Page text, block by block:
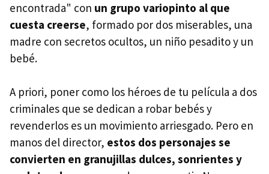
encontrada" con un grupo variopinto al que
cuesta creerse, formado por dos miserables, una
madre con secretos ocultos, un niño pesadito y un
bebé.
A priori, poner como los héroes de tu película a dos
criminales que se dedican a robar bebés y
revenderlos es un movimiento arriesgado. Pero en
manos del director, estos dos personajes se
convierten en granujillas dulces, sonrientes y